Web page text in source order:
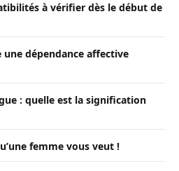
à vérifier dès le début de
dépendance affective
: quelle est la signification
femme vous veut !